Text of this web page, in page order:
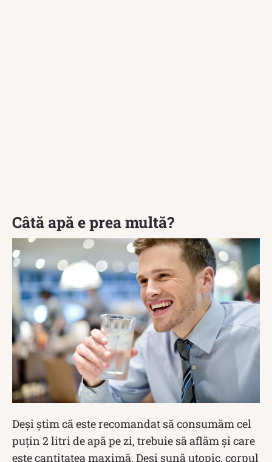
Câtă apă e prea multă?
Deși știm că este recomandat să consumăm cel
puțin 2 litri de apă pe zi, trebuie să aflăm și care
este cantitatea maximă. Deși sună utopic, corpul